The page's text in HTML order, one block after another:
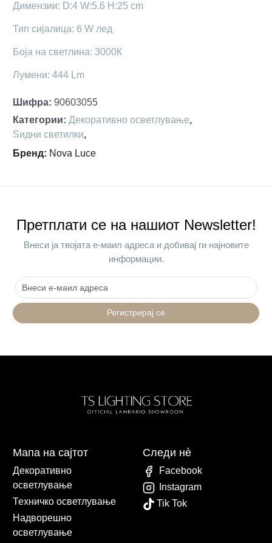
Димензии: D:4 W:5.6 H:25 cm
Тип сијалица: 6 W лед
Боја на светлина: 3000К
Лумени: 444 Lm
Шифра: 90603055
Категории: Декоративно осветлување,
Ѕидни светилки,
Бренд: Nova Luce
Претплати се на нашиот Newsletter!
Внеси ја твојата е-маил адреса и добивај ги најновите
информации.
Регистрирај се
Мапа на сајтот
Декоративно
осветлување
Техничко осветлување
Надворешно
осветлување
Следи нè
Facebook
Instagram
Tik Tok